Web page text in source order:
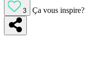
3 Ça vous inspire?